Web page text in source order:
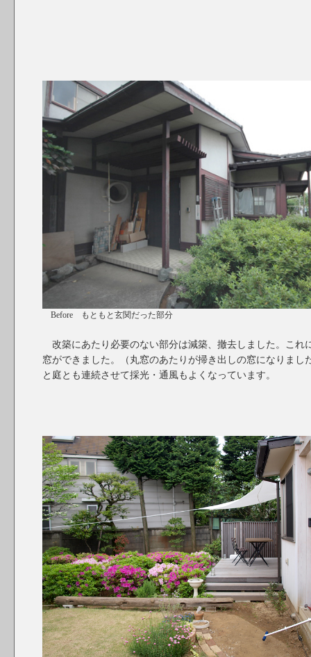
Before もともと玄関だった部分
改築にあたり必要のない部分は減築、撤去しました。これ
窓ができました。（丸窓のあたりが掃き出しの窓になりまし
と庭とも連続させて採光・通風もよくなっています。